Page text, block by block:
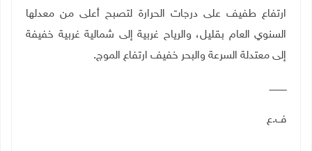
ارتفاع طفيف على درجات الحرارة لتصبح أعلى من معدلها
السنوي العام بقليل، والرياح غربية إلى شمالية غربية خفيفة
إلى معتدلة السرعة والبحر خفيف ارتفاع الموج.
ــــــــــــ
ف.ع